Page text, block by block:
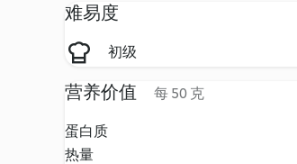
难易度
初级
营养价值 每 50 克
蛋白质
热量